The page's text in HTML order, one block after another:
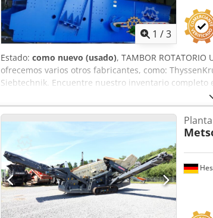
1 /3
Estado: como nuevo (usado), TAMBOR ROTATORIO
ofrecemos varios otros fabricantes, como:
Siebtechnik. Encuentre nuestro inventario completo
2-2018 Tamaño: 2.400 mm x 7.000 mm Número de
Dsdpfxjggfk Hs Acdsck Con rodamientos nuevos.
rotatorio ha sido reacondicionado, arenado, pintado